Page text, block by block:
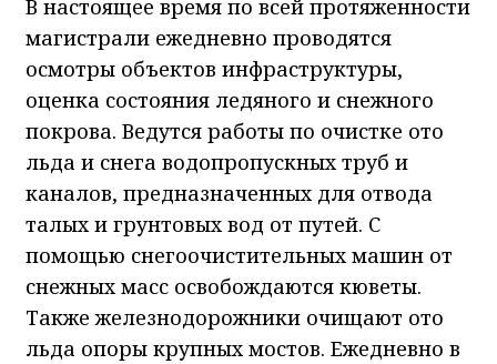
В настоящее время по всей протяженности
магистрали ежедневно проводятся
осмотры объектов инфраструктуры,
оценка состояния ледяного и снежного
покрова. Ведутся работы по очистке ото
льда и снега водопропускных труб и
каналов, предназначенных для отвода
талых и грунтовых вод от путей. С
помощью снегоочистительных машин от
снежных масс освобождаются кюветы.
Также железнодорожники очищают ото
льда опоры крупных мостов. Ежедневно в